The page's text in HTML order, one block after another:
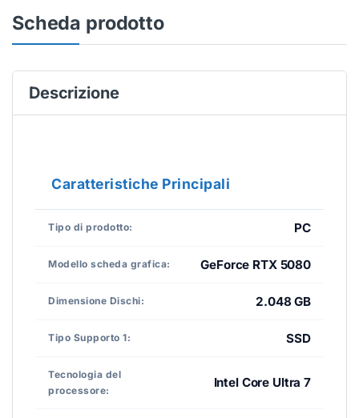
Scheda prodotto
Descrizione
Caratteristiche Principali
Tipo di prodotto: PC
Modello scheda grafica: GeForce RTX 5080
Dimensione Dischi: 2.048 GB
Tipo Supporto 1: SSD
Tecnologia del
processore:
Intel Core Ultra 7